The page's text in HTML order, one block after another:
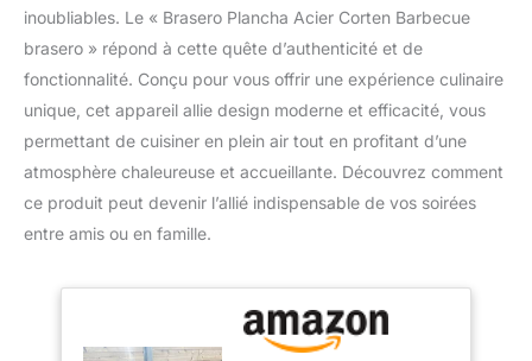
inoubliables. Le « Brasero Plancha Acier Corten Barbecue
brasero » répond à cette quête d’authenticité et de
fonctionnalité. Conçu pour vous offrir une expérience culinaire
unique, cet appareil allie design moderne et efficacité, vous
permettant de cuisiner en plein air tout en profitant d’une
atmosphère chaleureuse et accueillante. Découvrez comment
ce produit peut devenir l’allié indispensable de vos soirées
entre amis ou en famille.